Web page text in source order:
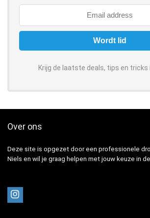
Krijg de laatste deals, tips en tricks
Over ons
Deze site is opgezet door een professionele
Niels en wil je graag helpen met jouw keuze in